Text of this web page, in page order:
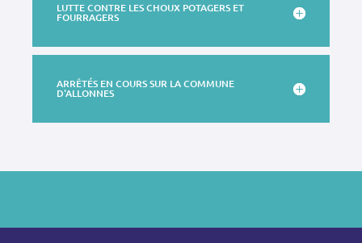
LUTTE CONTRE LES CHOUX POTAGERS ET
FOURRAGERS
ARRÊTÉS EN COURS SUR LA COMMUNE
D'ALLONNES